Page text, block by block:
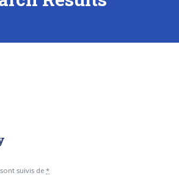
suivis de *